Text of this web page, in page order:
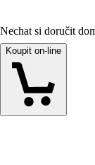
Nechat si doručit
Koupit on-line